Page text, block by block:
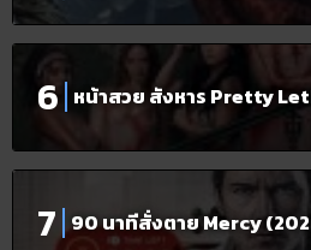
หน้าสวย สังหาร Pretty
90 นาทีสั่งตาย Mercy